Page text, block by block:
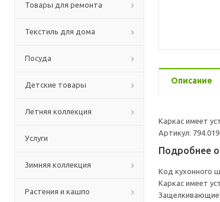
Товары для ремонта
Текстиль для дома
Посуда
Детские товары
Летняя коллекция
Услуги
Зимняя коллекция
Растения и кашпо
Описание
Каркас имеет
Артикул:
Подробнее
Код кухонного
Каркас имеет